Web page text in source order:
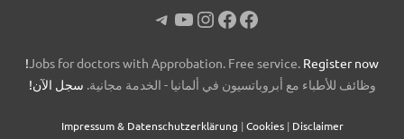
فيسبوك
فيسبوك
إنستجرام
يوتيوبتيليجرام
Jobs for doctors with Approbation. Free service. Register now!
وظائف للأطباء مع أبروباتسيون في ألمانيا - الخدمة مجانية. سجل الآن!
Impressum & Datenschutzerklärung | Cookies| Disclaimer